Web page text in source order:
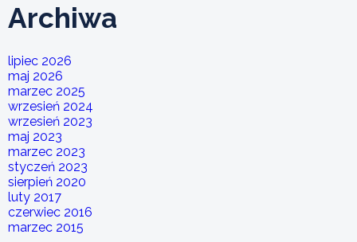
Archiwa
lipiec 2026
maj 2026
marzec 2025
wrzesień 2024
wrzesień 2023
maj 2023
marzec 2023
styczeń 2023
sierpień 2020
luty 2017
czerwiec 2016
marzec 2015